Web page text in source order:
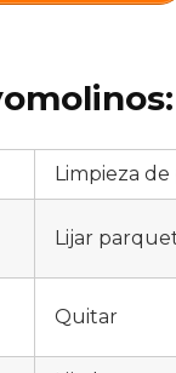
Limpieza
Lijar
Quitar